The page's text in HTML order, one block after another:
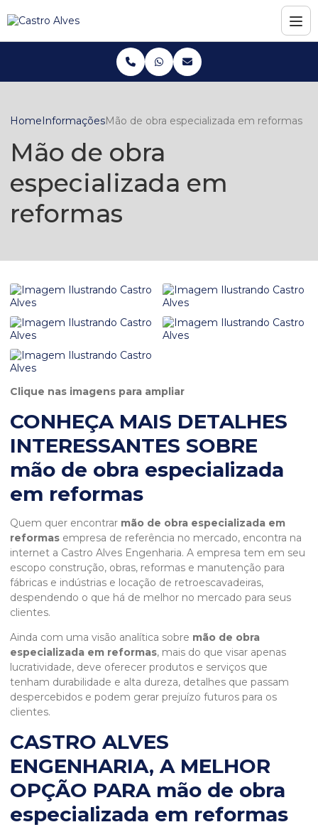
HomeInformaçõesMão de obra especializada em reformas
Mão de obra
especializada em
reformas
Clique nas imagens para ampliar
CONHEÇA MAIS DETALHES
INTERESSANTES SOBRE
mão de obra especializada
em reformas
Quem quer encontrar mão de obra especializada em
reformas empresa de referência no mercado, encontra na
internet a Castro Alves Engenharia. A empresa tem em seu
escopo construção, obras, reformas e manutenção para
fábricas e indústrias e locação de retroescavadeiras,
despendendo o que há de melhor no mercado para seus
clientes.
Ainda com uma visão analítica sobre mão de obra
especializada em reformas, mais do que visar apenas
lucratividade, deve oferecer produtos e serviços que
tenham durabilidade e alta dureza, detalhes que passam
despercebidos e podem gerar prejuízo futuros para os
clientes.
CASTRO ALVES
ENGENHARIA, A MELHOR
OPÇÃO PARA mão de obra
especializada em reformas